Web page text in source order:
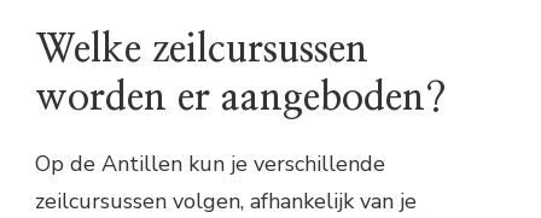
Welke zeilcursussen
worden er aangeboden?
Op de Antillen kun je verschillende
zeilcursussen volgen, afhankelijk van je